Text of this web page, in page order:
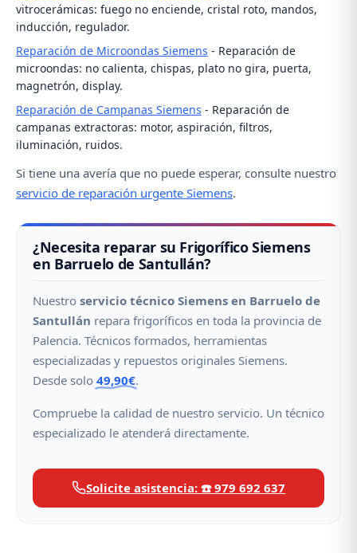
vitrocerámicas: fuego no enciende, cristal roto, mandos,
inducción, regulador.
Reparación de Microondas Siemens - Reparación de
microondas: no calienta, chispas, plato no gira, puerta,
magnetrón, display.
Reparación de Campanas Siemens - Reparación de
campanas extractoras: motor, aspiración, filtros,
iluminación, ruidos.
Si tiene una avería que no puede esperar, consulte nuestro
servicio de reparación urgente Siemens.
¿Necesita reparar su Frigorífico Siemens
en Barruelo de Santullán?
Nuestro servicio técnico Siemens en Barruelo de
Santullán repara frigoríficos en toda la provincia de
Palencia. Técnicos formados, herramientas
especializadas y repuestos originales Siemens.
Desde solo 49,90€.
Compruebe la calidad de nuestro servicio. Un técnico
especializado le atenderá directamente.
Solicite asistencia: ☎️ 979 692 637